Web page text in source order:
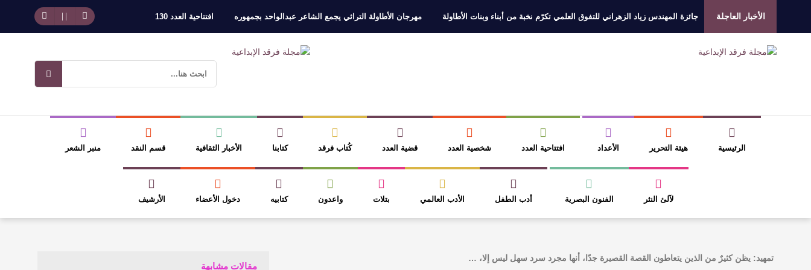
الأخبار العاجلة جائزة المهندس زياد الزهراني للتفوق العلمي تكرّم نخبة من أبناء وبنات الأطاولة مهرجان الأطاولة التراثي يجمع الشاعر عبدالواحد بجمهوره افتتاحية العدد 130
القيمة الأدبية بين استحقاق النص وسلطة الجائزة
عتبات التأويل وقراءة التشكيل الصوفي والفلسفي في “مملكة الله” للدكتور محمد بدوي
الرئيسية هيئة التحرير الأعداد افتتاحية العدد شخصية العدد قضية العدد كُتاب فرقد كتابنا الأخبار الثقافية قسم النقد منبر الشعر
لآلئ النثر الفنون البصرية أدب الطفل الأدب العالمي بتلات واعدون كتابيه دخول الأعضاء الأرشيف
مقالات مشابهة
تمهيد: يظن كثيرٌ من الذين يتعاطون القصة القصيرة جدًا، أنها مجرد سرد سهل ليس إلا، …